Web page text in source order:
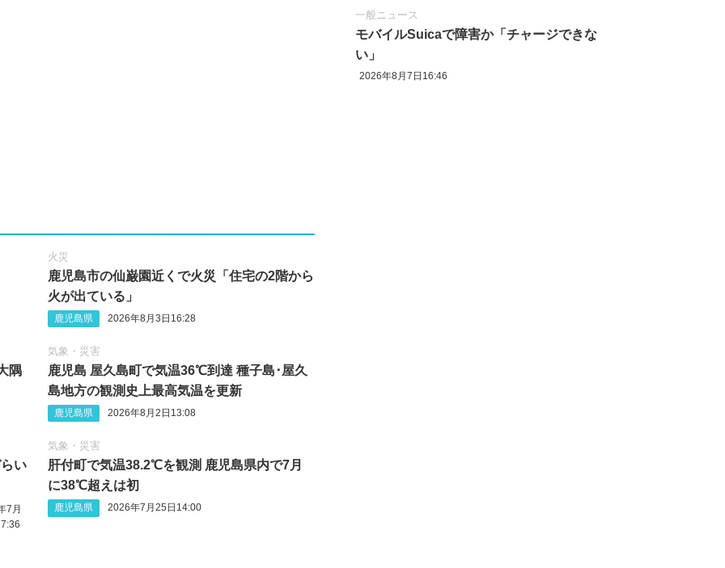
火災
鹿児島市の仙巌園近くで火災「住宅の2階から
火が出ている」
鹿児島県 2026年8月3日16:28
隅
気象・災害
鹿児島 屋久島町で気温36℃到達 種子島･屋久
島地方の観測史上最高気温を更新
鹿児島県 2026年8月2日13:08
い
7月
気象・災害
肝付町で気温38.2℃を観測 鹿児島県内で7月
に38℃超えは初
鹿児島県 2026年7月25日14:00
一般ニュース
モバイルSuicaで障害か「チャージできな
い」
2026年8月7日16:46